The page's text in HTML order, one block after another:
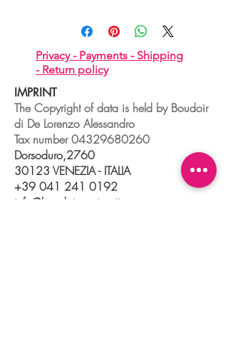
Privacy - Payments - Shipping
- Return policy
IMPRINT
The Copyright of data is held by Boudoir
di De Lorenzo Alessandro
Tax number04329680260
Dorsoduro,2760
30123 VENEZIA - ITALIA
+39 041 241 0192
info@boudoir.venice.it